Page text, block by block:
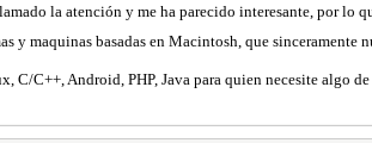
la atención y me ha parecido interesante, por
y maquinas basadas en Macintosh, que
C++, Android, PHP, Java para quien necesite algo